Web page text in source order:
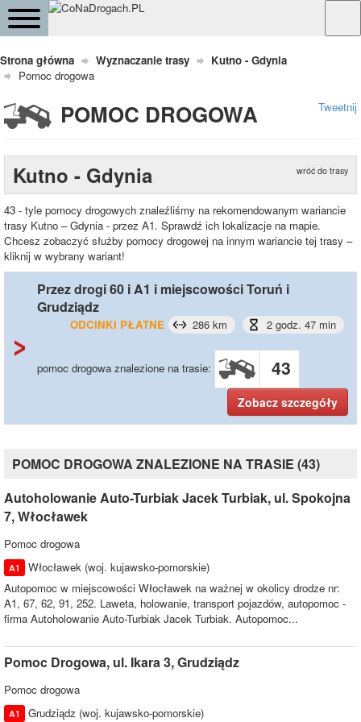
Strona główna Wyznaczanie trasy
Kutno - Gdynia
Pomoc drogowa
Tweetnij
POMOC DROGOWA
Kutno - Gdynia wróć do trasy
43 - tyle pomocy drogowych znaleźliśmy na rekomendowanym wariancie
trasy Kutno – Gdynia - przez A1. Sprawdź ich lokalizacje na mapie. Chcesz
zobaczyć służby pomocy drogowej na innym wariancie tej trasy – kliknij w
wybrany wariant!
Przez drogi 60 i A1 i miejscowości Toruń i
Grudziądz
ODCINKI PŁATNE 286 km 2 godz. 47 min
pomoc drogowa znalezione na trasie: 43
Zobacz szczegóły
POMOC DROGOWA ZNALEZIONE NA TRASIE (43)
Autoholowanie Auto-Turbiak Jacek Turbiak, ul. Spokojna
7, Włocławek
Pomoc drogowa
A1
Włocławek (woj. kujawsko-pomorskie)
Autopomoc w miejscowości Włocławek na ważnej w okolicy drodze nr: A1,
67, 62, 91, 252. Laweta, holowanie, transport pojazdów, autopomoc -
firma Autoholowanie Auto-Turbiak Jacek Turbiak. Autopomoc...
Pomoc Drogowa, ul. Ikara 3, Grudziądz
Pomoc drogowa
A1 Grudziądz (woj. kujawsko-pomorskie)